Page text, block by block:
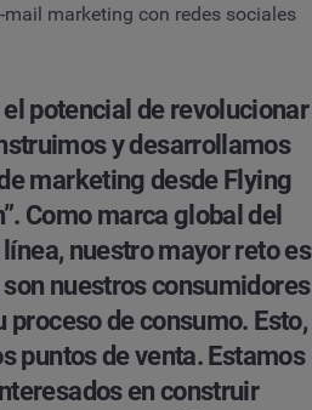
mail marketing con redes sociales
potencial de revolucionar
y desarrollamos
marketing desde Flying
Como marca global del
nuestro mayor reto es
nuestros consumidores
proceso de consumo. Esto,
puntos de venta. Estamos
en construir